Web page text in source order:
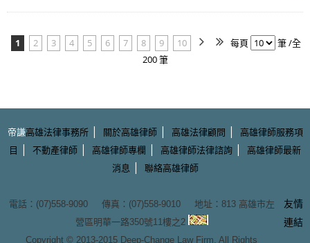
1 2 3 4 5 6 7 8 9 10 每頁
筆 /全
200 筆
帝謙高雄法律事務所| 關於高雄律師| 高雄法律顧問 |
高雄律師服務項
目
| 不動產律師 | 高雄律師專欄 | 高雄律師法律諮詢 |
高雄律師最新
消息 | 聯絡高雄律師
電話：(07)558-9090 傳真：(07)558-9010 地址： 813 高雄市左
營區明華一路350號11樓之2
Copyright © 2013-2015 Deep-Change Law Firm, All Rights
友情
連結